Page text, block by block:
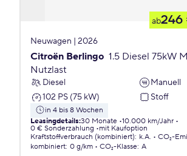
ab
Neuwagen | 2026
Citroën Berlingo 1.5 Diesel 75kW
Nutzlast
Diesel
Manuell
102 PS (75 kW)
Stoff
in 4 bis 8 Wochen
Leasingdetails:30 Monate 10.000 km/Jahr
0 € Sonderzahlung
mit Kaufoption
Kraftstoffverbrauch (kombiniert): k.A.
CO₂-
kombiniert: 0 g/km CO₂-Klasse: A